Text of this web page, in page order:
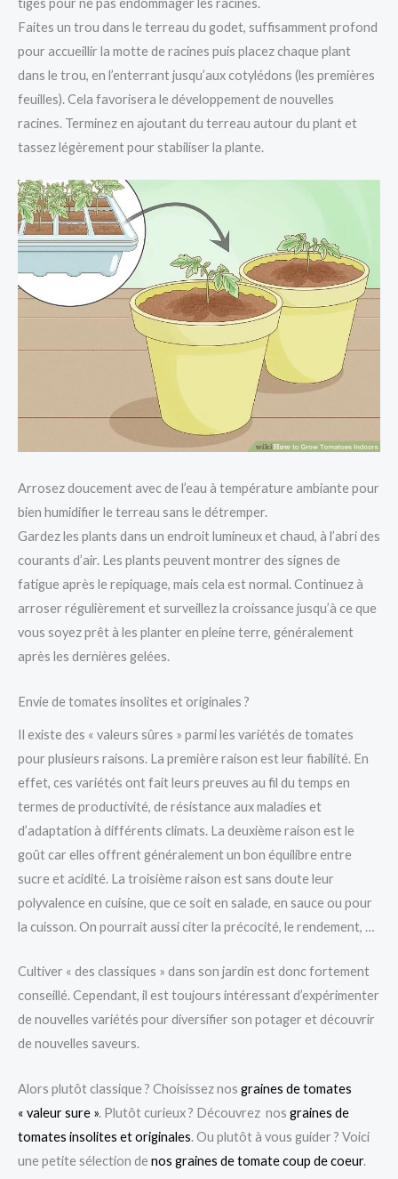
tiges pour ne pas endommager les racines.
Faites un trou dans le terreau du godet, suffisamment profond
pour accueillir la motte de racines puis placez chaque plant
dans le trou, en l’enterrant jusqu’aux cotylédons (les premières
feuilles). Cela favorisera le développement de nouvelles
racines. Terminez en ajoutant du terreau autour du plant et
tassez légèrement pour stabiliser la plante.
Arrosez doucement avec de l’eau à température ambiante pour
bien humidifier le terreau sans le détremper.
Gardez les plants dans un endroit lumineux et chaud, à l’abri des
courants d’air. Les plants peuvent montrer des signes de
fatigue après le repiquage, mais cela est normal. Continuez à
arroser régulièrement et surveillez la croissance jusqu’à ce que
vous soyez prêt à les planter en pleine terre, généralement
après les dernières gelées.
Envie de tomates insolites et originales ?
Il existe des « valeurs sûres » parmi les variétés de tomates
pour plusieurs raisons. La première raison est leur fiabilité. En
effet, ces variétés ont fait leurs preuves au fil du temps en
termes de productivité, de résistance aux maladies et
d’adaptation à différents climats. La deuxième raison est le
goût car elles offrent généralement un bon équilibre entre
sucre et acidité. La troisième raison est sans doute leur
polyvalence en cuisine, que ce soit en salade, en sauce ou pour
la cuisson. On pourrait aussi citer la précocité, le rendement, …
Cultiver « des classiques » dans son jardin est donc fortement
conseillé. Cependant, il est toujours intéressant d’expérimenter
de nouvelles variétés pour diversifier son potager et découvrir
de nouvelles saveurs.
Alors plutôt classique ? Choisissez nos graines de tomates
« valeur sure ». Plutôt curieux ? Découvrez nos graines de
tomates insolites et originales. Ou plutôt à vous guider ? Voici
une petite sélection denos graines de tomate coup de coeur.